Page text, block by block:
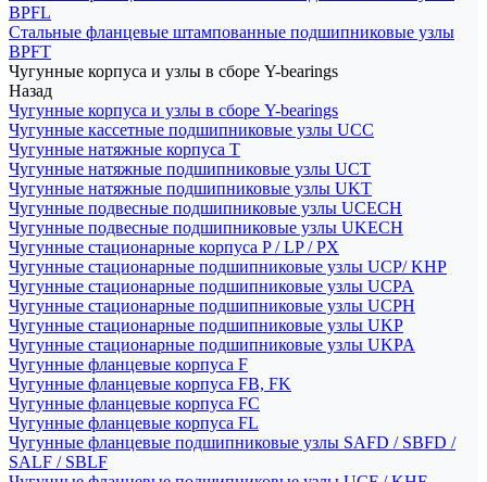
BPFL
Стальные фланцевые штампованные подшипниковые узлы
BPFT
Чугунные корпуса и узлы в сборе Y-bearings
Назад
Чугунные корпуса и узлы в сборе Y-bearings
Чугунные кассетные подшипниковые узлы UCC
Чугунные натяжные корпуса T
Чугунные натяжные подшипниковые узлы UCT
Чугунные натяжные подшипниковые узлы UKT
Чугунные подвесные подшипниковые узлы UCECH
Чугунные подвесные подшипниковые узлы UKECH
Чугунные стационарные корпуса P / LP / PX
Чугунные стационарные подшипниковые узлы UCP/ KHP
Чугунные стационарные подшипниковые узлы UCPA
Чугунные стационарные подшипниковые узлы UCPH
Чугунные стационарные подшипниковые узлы UKP
Чугунные стационарные подшипниковые узлы UKPA
Чугунные фланцевые корпуса F
Чугунные фланцевые корпуса FB, FK
Чугунные фланцевые корпуса FC
Чугунные фланцевые корпуса FL
Чугунные фланцевые подшипниковые узлы SAFD / SBFD /
SALF / SBLF